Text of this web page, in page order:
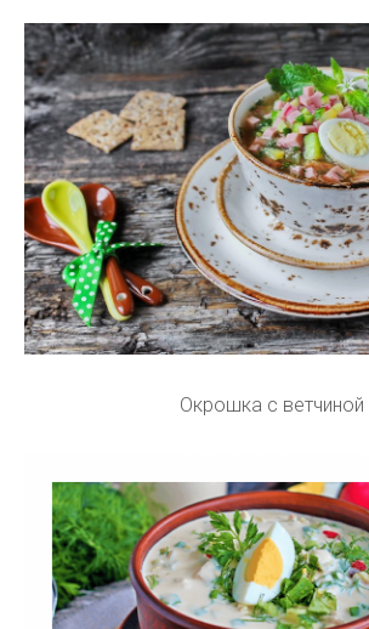
Окрошка с ветчиной